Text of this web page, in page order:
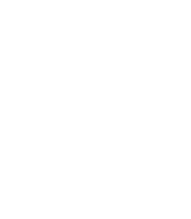
Andalucía, José Carlos
, Teodomiro López,
Salado, y el concejal de